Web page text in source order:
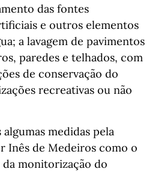
das fontes
e outros elementos
a lavagem de pavimentos
paredes e telhados, com
de conservação do
recreativas ou não
medidas pela
Inês de Medeiros como o
monitorização do